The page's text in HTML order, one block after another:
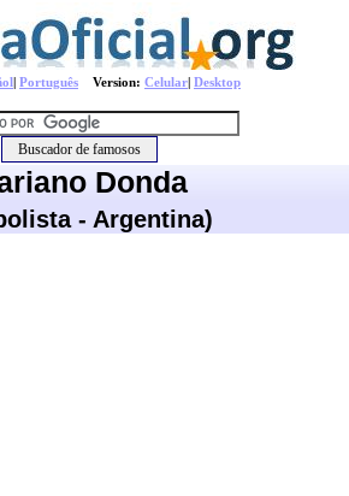
| Português Version: Celular| Desktop
Donda
- Argentina)